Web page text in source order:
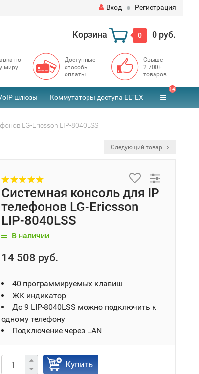
Вход Регистрация
Корзина 0 0 руб.
по
миру
Доступные
способы
оплаты
Свыше
2 700+
товаров
шлюзы Коммутаторы доступа ELTEX
14
LG-Ericsson LIP-8040LSS
Следующий товар
Системная консоль для IP
телефонов LG-Ericsson
LIP-8040LSS
В наличии
14 508 руб.
40 программируемых клавиш
ЖК индикатор
До 9 LIP-8040LSS можно подключить к
одному телефону
Подключение через LAN
Купить